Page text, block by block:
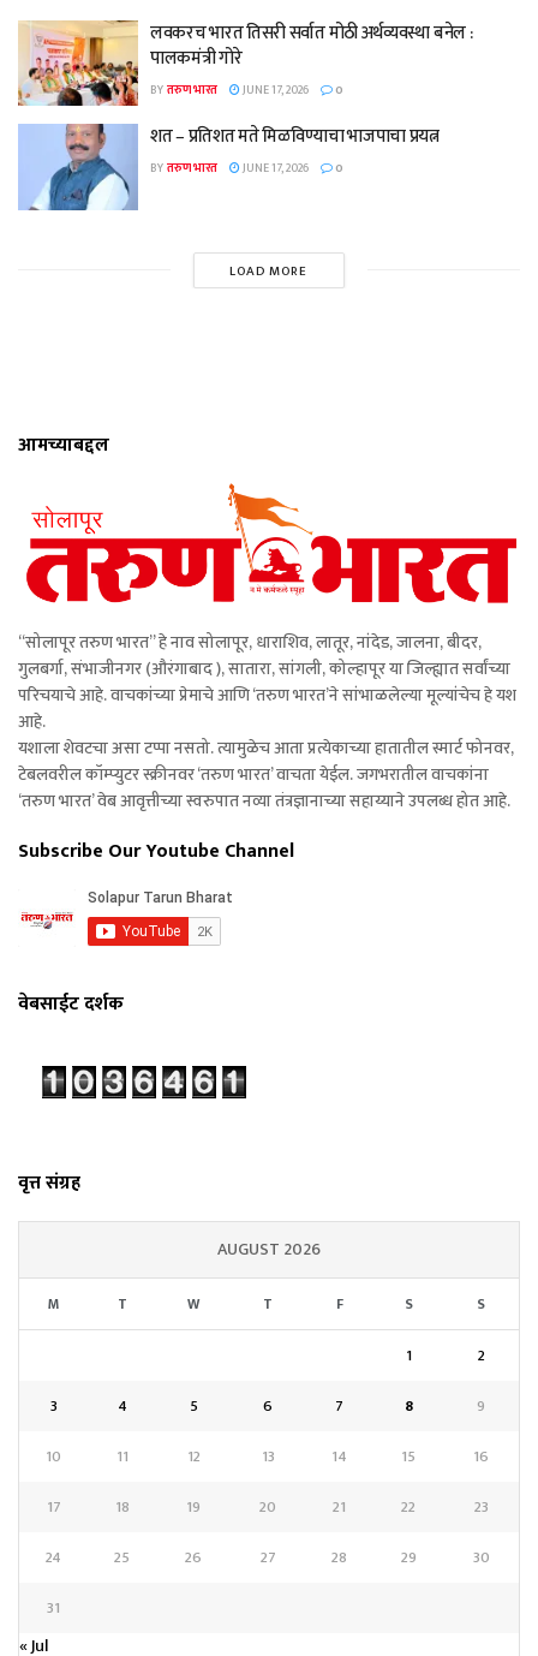
लवकरच भारत तिसरी सर्वात मोठी अर्थव्यवस्था बनेल :
पालकमंत्री गोरे
BYतरुण भारत JUNE 17, 2026 0
शत – प्रतिशत मते मिळविण्याचा भाजपाचा प्रयत्न
BYतरुण भारत JUNE 17, 2026 0
LOAD MORE
आमच्याबद्दल
“सोलापूर तरुण भारत” हे नाव सोलापूर, धाराशिव, लातूर, नांदेड, जालना, बीदर,
गुलबर्गा, संभाजीनगर (औरंगाबाद ), सातारा, सांगली, कोल्हापूर या जिल्ह्यात सर्वांच्या
परिचयाचे आहे. वाचकांच्या प्रेमाचे आणि ‘तरुण भारत’ने सांभाळलेल्या मूल्यांचेच हे यश
आहे.
यशाला शेवटचा असा टप्पा नसतो. त्यामुळेच आता प्रत्येकाच्या हातातील स्मार्ट फोनवर,
टेबलवरील कॉम्प्युटर स्क्रीनवर ‘तरुण भारत’ वाचता येईल. जगभरातील वाचकांना
‘तरुण भारत’ वेब आवृत्तीच्या स्वरुपात नव्या तंत्रज्ञानाच्या सहाय्याने उपलब्ध होत आहे.
Subscribe Our Youtube Channel
वेबसाईट दर्शक
वृत्त संग्रह
AUGUST 2026
M T W T F S S
1
2
3
4 5 6 7 8
9
10
11 12 13 14 15
16
17
18 19 20 21 22
23
24
25 26 27 28 29
30
31
« Jul